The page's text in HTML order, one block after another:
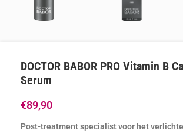
DOCTOR BABOR PRO Vitamin B
Serum
€89,90
Post-treatment specialist voor het